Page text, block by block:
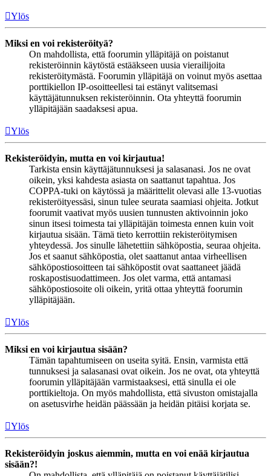
Ylös
Miksi en voi rekisteröityä?
On mahdollista, että foorumin ylläpitäjä on poistanut
rekisteröinnin käytöstä estääkseen uusia vierailijoita
rekisteröitymästä. Foorumin ylläpitäjä on voinut myös asettaa
porttikiellon IP-osoitteellesi tai estänyt valitsemasi
käyttäjätunnuksen rekisteröinnin. Ota yhteyttä foorumin
ylläpitäjään saadaksesi apua.
Ylös
Rekisteröidyin, mutta en voi kirjautua!
Tarkista ensin käyttäjätunnuksesi ja salasanasi. Jos ne ovat
oikein, yksi kahdesta asiasta on saattanut tapahtua. Jos
COPPA-tuki on käytössä ja määrittelit olevasi alle 13-vuotias
rekisteröityessäsi, sinun tulee seurata saamiasi ohjeita. Jotkut
foorumit vaativat myös uusien tunnusten aktivoinnin joko
sinun itsesi toimesta tai ylläpitäjän toimesta ennen kuin voit
kirjautua sisään. Tämä tieto kerrottiin rekisteröitymisen
yhteydessä. Jos sinulle lähetettiin sähköpostia, seuraa ohjeita.
Jos et saanut sähköpostia, olet saattanut antaa virheellisen
sähköpostiosoitteen tai sähköpostit ovat saattaneet jäädä
roskapostisuodattimeen. Jos olet varma, että antamasi
sähköpostiosoite oli oikein, yritä ottaa yhteyttä foorumin
ylläpitäjään.
Ylös
Miksi en voi kirjautua sisään?
Tämän tapahtumiseen on useita syitä. Ensin, varmista että
tunnuksesi ja salasanasi ovat oikein. Jos ne ovat, ota yhteyttä
foorumin ylläpitäjään varmistaaksesi, että sinulla ei ole
porttikieltoja. On myös mahdollista, että sivuston omistajalla
on asetusvirhe heidän päässään ja heidän pitäisi korjata se.
Ylös
Rekisteröidyin joskus aiemmin, mutta en voi enää kirjautua
sisään?!